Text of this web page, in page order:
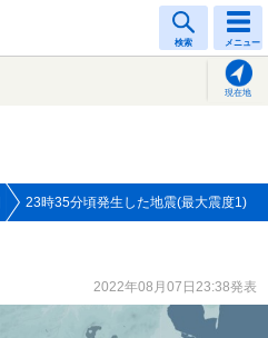
検索 メニュー
現在地
23時35分頃発生した地震(最大震度1)
2022年08月07日23:38発表